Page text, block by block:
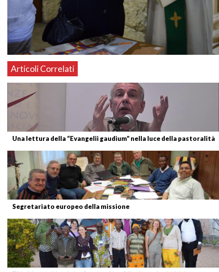
Articoli Correlati
Una lettura della “Evangelii gaudium” nella luce della pastoralità
Segretariato europeo della missione